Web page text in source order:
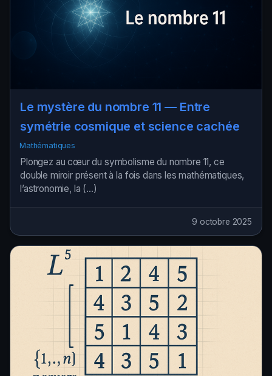
Le mystère du nombre 11 — Entre
symétrie cosmique et science cachée
Mathématiques
Plongez au cœur du symbolisme du nombre 11, ce
double miroir présent à la fois dans les mathématiques,
l’astronomie, la (…)
9 octobre 2025